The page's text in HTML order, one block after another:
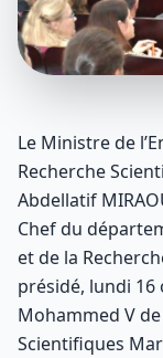
Le Ministre de
Recherche
Abdellatif
Chef du
et de la
présidé, lundi 16
Mohammed V
Scientifiques